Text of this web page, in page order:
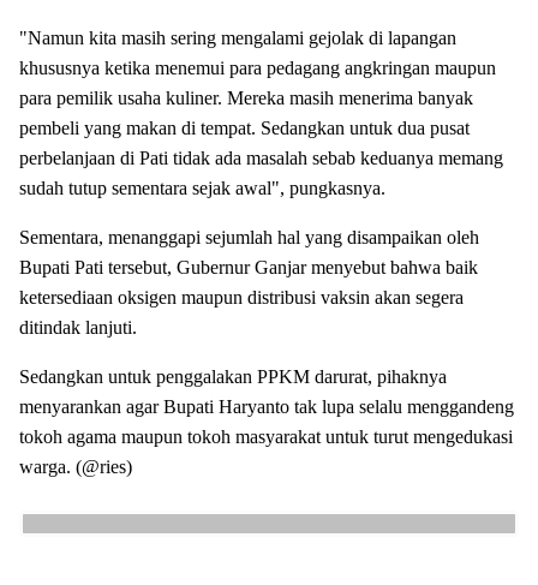
"Namun kita masih sering mengalami gejolak di lapangan
khususnya ketika menemui para pedagang angkringan maupun
para pemilik usaha kuliner. Mereka masih menerima banyak
pembeli yang makan di tempat. Sedangkan untuk dua pusat
perbelanjaan di Pati tidak ada masalah sebab keduanya memang
sudah tutup sementara sejak awal", pungkasnya.
Sementara, menanggapi sejumlah hal yang disampaikan oleh
Bupati Pati tersebut, Gubernur Ganjar menyebut bahwa baik
ketersediaan oksigen maupun distribusi vaksin akan segera
ditindak lanjuti.
Sedangkan untuk penggalakan PPKM darurat, pihaknya
menyarankan agar Bupati Haryanto tak lupa selalu menggandeng
tokoh agama maupun tokoh masyarakat untuk turut mengedukasi
warga. (@ries)